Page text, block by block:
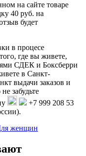
на сайте товаре
40 руб. на
будет
в процесе
где вы живете,
СДЕК и Боксберри
в Санкт-
выдачи заказов и
забудьте
+7 999 208 53
женщин